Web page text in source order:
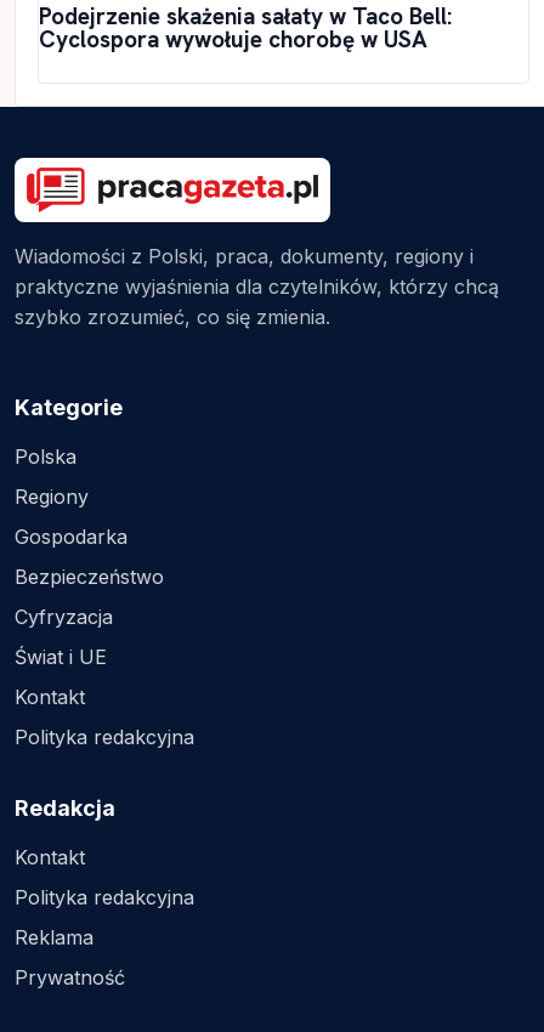
Podejrzenie skażenia sałaty w Taco Bell:
Cyclospora wywołuje chorobę w USA
Wiadomości z Polski, praca, dokumenty, regiony i
praktyczne wyjaśnienia dla czytelników, którzy chcą
szybko zrozumieć, co się zmienia.
Kategorie
Polska
Regiony
Gospodarka
Bezpieczeństwo
Cyfryzacja
Świat i UE
Kontakt
Polityka redakcyjna
Redakcja
Kontakt
Polityka redakcyjna
Reklama
Prywatność